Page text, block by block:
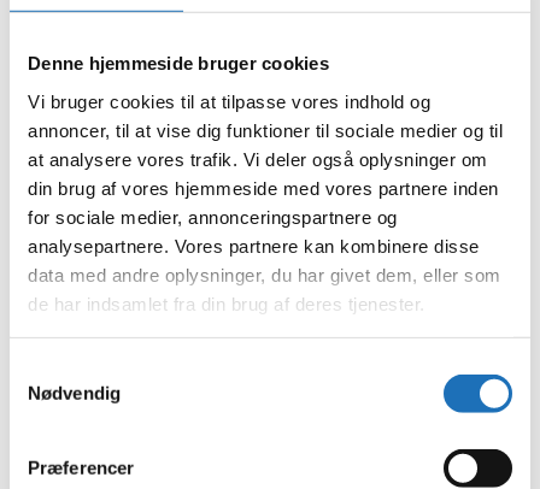
Denne hjemmeside bruger cookies
Vi bruger cookies til at tilpasse vores indhold og
annoncer, til at vise dig funktioner til sociale medier og til
at analysere vores trafik. Vi deler også oplysninger om
din brug af vores hjemmeside med vores partnere inden
for sociale medier, annonceringspartnere og
analysepartnere. Vores partnere kan kombinere disse
data med andre oplysninger, du har givet dem, eller som
de har indsamlet fra din brug af deres tjenester.
Nødvendig
Præferencer
februar 2024
december 2023
november 2023
oktober 2023
september 2023
august 2023
juli 2023
juni 2023
maj 2023
april 2023
februar 2023
januar 2023
november 2022
oktober 2022
juli 2022
april 2022